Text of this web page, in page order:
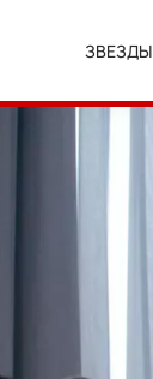
ЗВЕЗДЫ
в Дзен